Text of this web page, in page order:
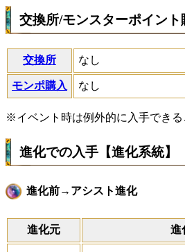
交換所/モンスターポイント
交換所 なし
モンポ購入 なし
※イベント時は例外的に入手できる
進化での入手【進化系統】
進化前→アシスト進化
進化元 進